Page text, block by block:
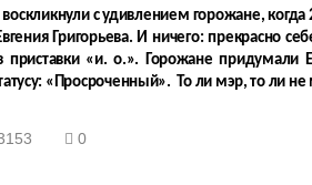
с удивлением горожане, когда
Григорьева. И ничего: прекрасно
«и. о.». Горожане придумали
«Просроченный». То ли мэр, то ли не
0